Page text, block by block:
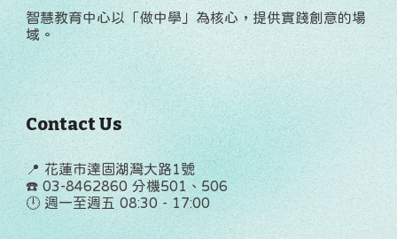
智慧教育中心以「做中學」為核心，提供實踐創意的場
域。
ContactUs
📍 花蓮市達固湖灣大路1號
☎️ 03-8462860 分機501、506
🕛 週一至週五 08:30 - 17:00